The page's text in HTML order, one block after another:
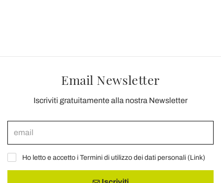
Email Newsletter
Iscriviti gratuitamente alla nostra Newsletter
Ho letto e accetto i Termini di utilizzo dei dati personali (Link)